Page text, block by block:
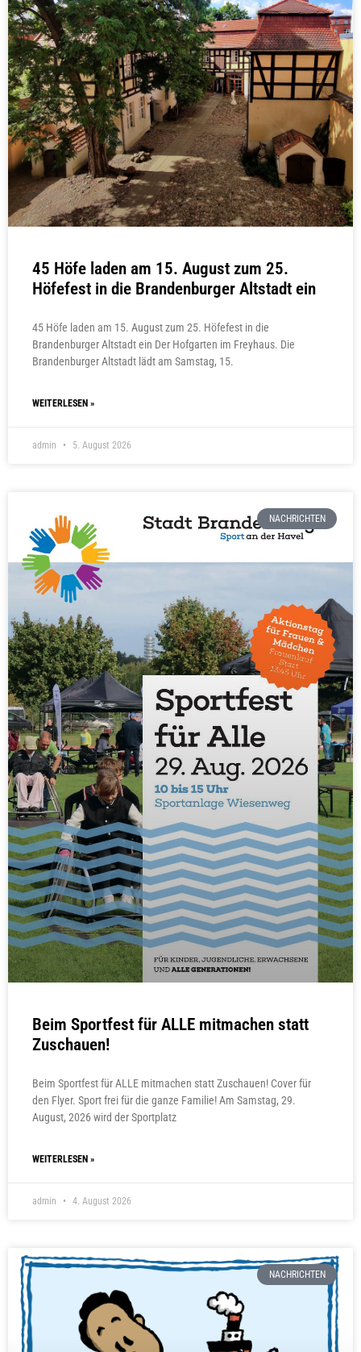
45 Höfe laden am 15. August zum 25.
Höfefest in die Brandenburger Altstadt ein
45 Höfe laden am 15. August zum 25. Höfefest in die
Brandenburger Altstadt ein Der Hofgarten im Freyhaus. Die
Brandenburger Altstadt lädt am Samstag, 15.
WEITERLESEN »
admin 5. August 2026
NACHRICHTEN
Beim Sportfest für ALLE mitmachen statt
Zuschauen!
Beim Sportfest für ALLE mitmachen statt Zuschauen! Cover für
den Flyer. Sport frei für die ganze Familie! Am Samstag, 29.
August, 2026 wird der Sportplatz
WEITERLESEN »
admin 4. August 2026
NACHRICHTEN